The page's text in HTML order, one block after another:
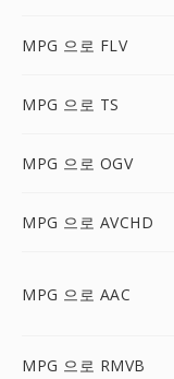
MPG 으로 FLV
MPG 으로 TS
MPG 으로 OGV
MPG 으로 AVCHD
MPG 으로 AAC
MPG 으로 RMVB